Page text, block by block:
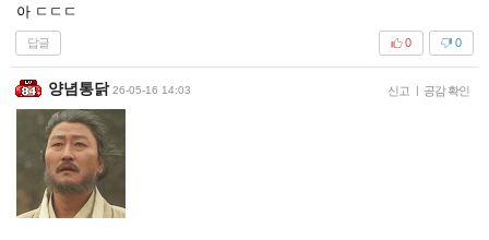
아 ㄷㄷㄷ
답글 0
0
양념통닭 26-05-16 14:03 신고 | 공감 확인